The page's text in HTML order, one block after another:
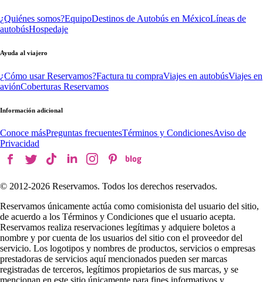
¿Quiénes somos?EquipoDestinos de Autobús en MéxicoLíneas de
autobúsHospedaje
Ayuda al viajero
¿Cómo usar Reservamos?Factura tu compraViajes en autobúsViajes en
aviónCoberturas Reservamos
Información adicional
Conoce másPreguntas frecuentesTérminos y CondicionesAviso de
Privacidad
© 2012-2026 Reservamos. Todos los derechos reservados.
Reservamos únicamente actúa como comisionista del usuario del sitio,
de acuerdo a los Términos y Condiciones que el usuario acepta.
Reservamos realiza reservaciones legítimas y adquiere boletos a
nombre y por cuenta de los usuarios del sitio con el proveedor del
servicio. Los logotipos y nombres de productos, servicios o empresas
prestadoras de servicios aquí mencionados pueden ser marcas
registradas de terceros, legítimos propietarios de sus marcas, y se